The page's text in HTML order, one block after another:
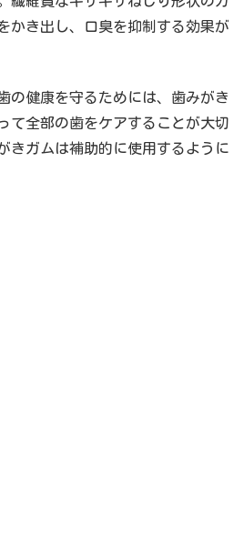
かき出し、口臭を抑制する効果が
の健康を守るためには、歯みがき
て全部の歯をケアすることが大切
きガムは補助的に使用するように